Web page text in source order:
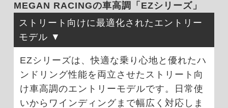
MEGAN RACINGの車高調「EZシリーズ」
ストリート向けに最適化されたエントリー
モデル
EZシリーズは、快適な乗り心地と優れたハ
ンドリング性能を両立させたストリート向
け車高調のエントリーモデルです。日常使
いからワインディングまで幅広く対応しま